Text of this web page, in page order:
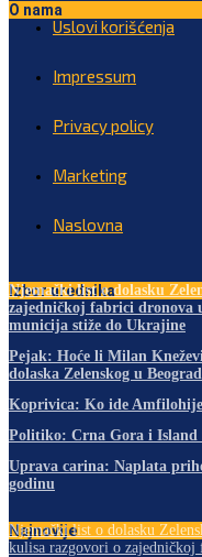
O nama
Uslovi korišćenja
Impressum
Privacy policy
Marketing
Naslovna
Izbor urednika
Njemački list o dolasku
zajedničkoj fabrici
municija stiže do Ukrajine
Pejak: Hoće li Milan
dolaska Zelenskog u
Koprivica: Ko ide
Politiko: Crna Gora i Island
Uprava carina: Naplata
godinu
Najnovije
Njemački list o dolasku
kulisa razgovori o zajedničkoj